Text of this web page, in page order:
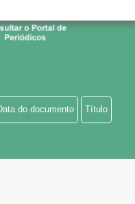
do documento Título